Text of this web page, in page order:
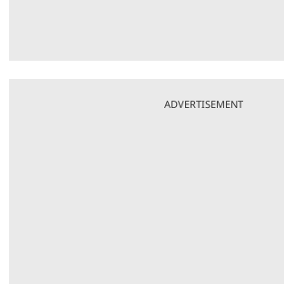
ADVERTISEMENT